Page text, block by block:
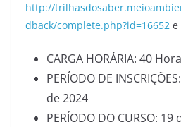
http://
dback/complete.php?id=16652 e
CARGA HORÁRIA: 40
PERÍODO DE
de 2024
PERÍODO DO CURSO: